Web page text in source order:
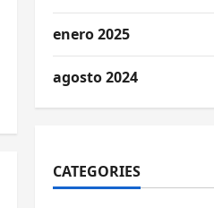
enero 2025
agosto 2024
CATEGORIES